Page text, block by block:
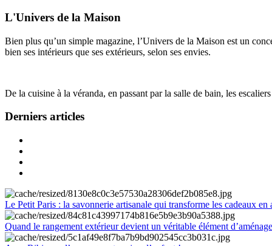
L'Univers de la Maison
Bien plus qu’un simple magazine, l’Univers de la Maison est un
bien ses intérieurs que ses extérieurs, selon ses envies.
De la cuisine à la véranda, en passant par la salle de bain, les
Derniers articles
Le Petit Paris : la savonnerie artisanale qui transforme les cadeaux en
Quand le rangement extérieur devient un véritable élément